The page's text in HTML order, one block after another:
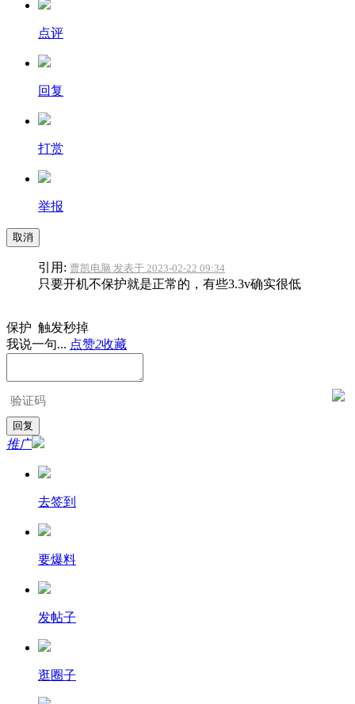
点评
回复
打赏
举报
取消
引用: 曹凯电脑 发表于 2023-02-22 09:34
只要开机不保护就是正常的，有些3.3v确实很低
保护 触发秒掉
我说一句... 点赞2收藏
推广
去签到
要爆料
发帖子
逛圈子